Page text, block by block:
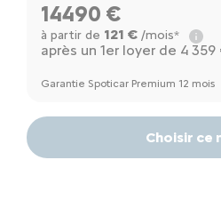
14490 €
à partir de 121 € /mois*
après un 1er loyer de 4 359
Garantie Spoticar Premium 12 mois
Choisir ce